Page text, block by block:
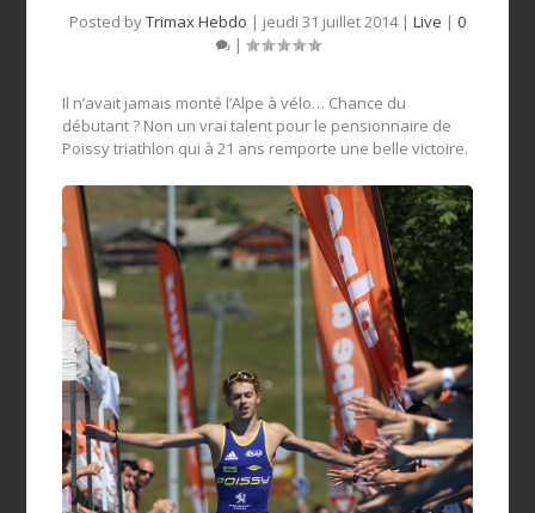
Posted byTrimax Hebdo | jeudi 31 juillet 2014| Live | 0
|
Il n’avait jamais monté l’Alpe à vélo… Chance du
débutant ? Non un vrai talent pour le pensionnaire de
Poissy triathlon qui à 21 ans remporte une belle victoire.